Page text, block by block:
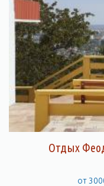
Отдых
от